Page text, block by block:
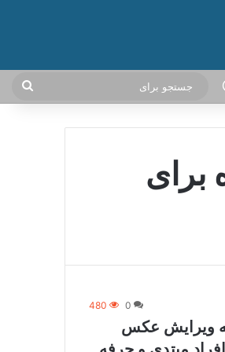
تغییر پوسته
برای
0
480
ویرایش عکس